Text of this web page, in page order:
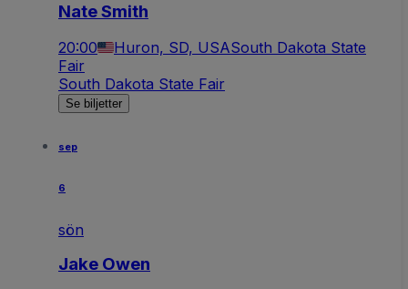
Nate Smith
20:00 Huron, SD, USASouth Dakota State
Fair
South Dakota State Fair
Se biljetter
sep
6
sön
Jake Owen